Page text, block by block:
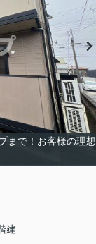
まで！お客様の理想
建